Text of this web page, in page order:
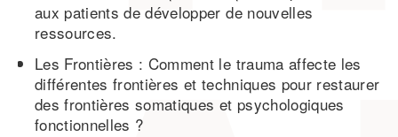
aux patients de développer de nouvelles
ressources.
Les Frontières : Comment le trauma affecte les
différentes frontières et techniques pour restaurer
des frontières somatiques et psychologiques
fonctionnelles ?